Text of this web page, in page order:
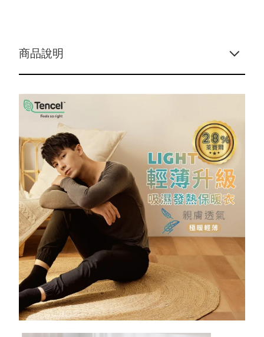
涼感寢具
涼感衣/褲
遮陽帽
防曬外套
袖套/手套
防曬裙
夏季衣褲
冬季衣褲
內衣褲
抗暑配件
防寒配件
夏季衣褲
冬季衣褲
內衣褲
抗暑配件
防寒配件
KIDS幼童
女內衣褲
男內衣褲
衣著
配件
SOCK襪子專區
吸汗/涼感透氣
抑菌消臭
機能系列
膠原蛋白
五趾襪
保暖抗寒
幼童專區
居家用品涼感寢具
毛巾
浴巾/袍
小方巾
乾髮帽
保健護具
貝柔
秋冬防寒
圍巾
毛帽
防風裙
保暖衣褲
保暖手套
保暖襪類
新春特賣
DR.WOW
貝柔國際
貝寶
KAEPA
DR嚴選
商品說明